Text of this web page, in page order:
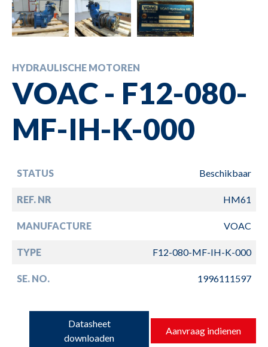
HYDRAULISCHE MOTOREN
VOAC - F12-080-
MF-IH-K-000
STATUS Beschikbaar
REF. NR HM61
MANUFACTURE VOAC
TYPE F12-080-MF-IH-K-000
SE. NO. 1996111597
Datasheet
downloaden
Aanvraag indienen